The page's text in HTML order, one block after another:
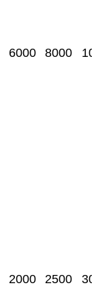
6000 8000
2000 2500